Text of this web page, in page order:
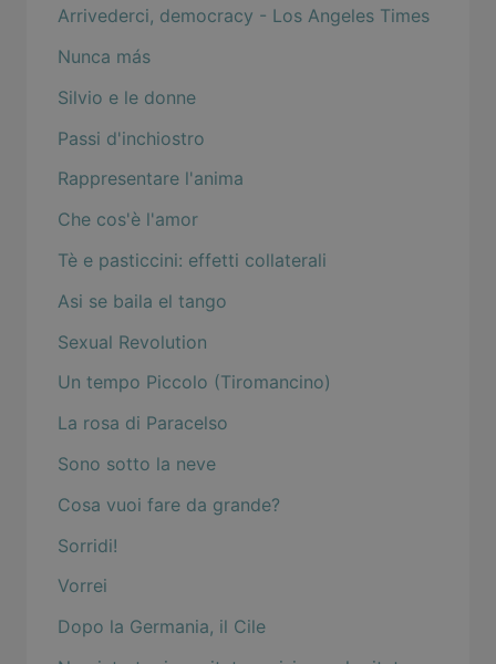
Arrivederci, democracy - Los Angeles Times
Nunca más
Silvio e le donne
Passi d'inchiostro
Rappresentare l'anima
Che cos'è l'amor
Tè e pasticcini: effetti collaterali
Asi se baila el tango
Sexual Revolution
Un tempo Piccolo (Tiromancino)
La rosa di Paracelso
Sono sotto la neve
Cosa vuoi fare da grande?
Sorridi!
Vorrei
Dopo la Germania, il Cile